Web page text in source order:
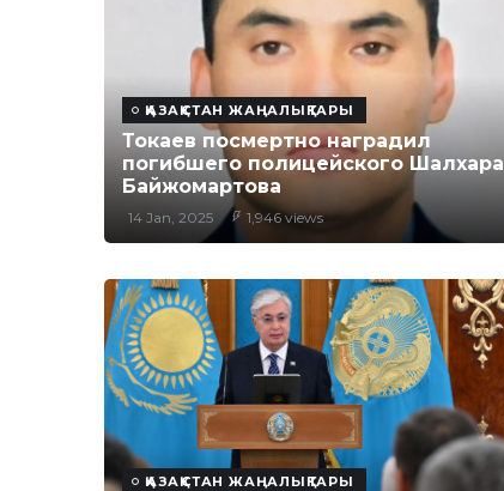
ҚАЗАҚСТАН ЖАҢАЛЫҚТАРЫ
Токаев посмертно наградил
погибшего полицейского Шалхара
Байжомартова
14 Jan, 2025 1,946 views
ҚАЗАҚСТАН ЖАҢАЛЫҚТАРЫ